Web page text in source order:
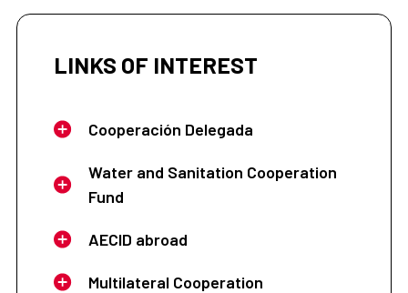
LINKS OF INTEREST
Cooperación Delegada
Water and Sanitation Cooperation
Fund
AECID abroad
Multilateral Cooperation